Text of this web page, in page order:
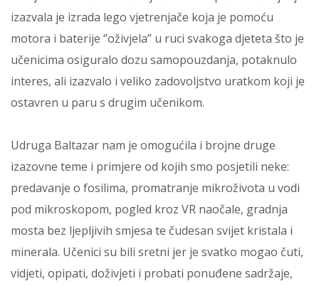
izazvala je izrada lego vjetrenjače koja je pomoću
motora i baterije ‘’oživjela’’ u ruci svakoga djeteta što je
učenicima osiguralo dozu samopouzdanja, potaknulo
interes, ali izazvalo i veliko zadovoljstvo uratkom koji je
ostavren u paru s drugim učenikom.
Udruga Baltazar nam je omogućila i brojne druge
izazovne teme i primjere od kojih smo posjetili neke:
predavanje o fosilima, promatranje mikroživota u vodi
pod mikroskopom, pogled kroz VR naočale, gradnja
mosta bez ljepljivih smjesa te čudesan svijet kristala i
minerala. Učenici su bili sretni jer je svatko mogao čuti,
vidjeti, opipati, doživjeti i probati ponuđene sadržaje,